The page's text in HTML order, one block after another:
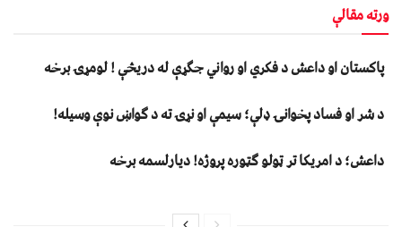
ورته مقالې
پاکستان او داعش د فکري او رواني جګړې له دریڅې ! لومړۍ برخه
د شر او فساد پخوانۍ ډلې؛ سیمې او نړۍ ته د ګواښ نوې وسیله!
داعش؛ د امریکا تر ټولو ګټوره پروژه! دیارلسمه برخه